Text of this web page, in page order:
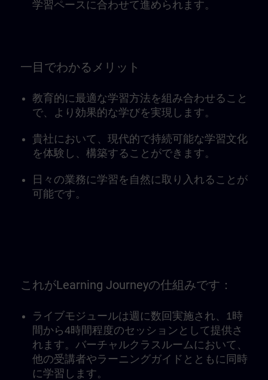
学習ペースに合わせて進められます。
一目でわかるメリット
教育的に最適な学習方法を組み合わせること
で、より効果的な学びを実現します。
貴社において、現代的で持続可能な学習文化
を体験し、構築することができます。
日々の業務に学習を自然に取り入れることが
可能です。
これがLearning Journeyの仕組みです：
ライブモジュールは週に数回実施され、1時
間から4時間程度のセッションとして提供さ
れます。バーチャルクラスルームにおいて、
他の受講者やラーニングガイドとともに同時
に学習します。